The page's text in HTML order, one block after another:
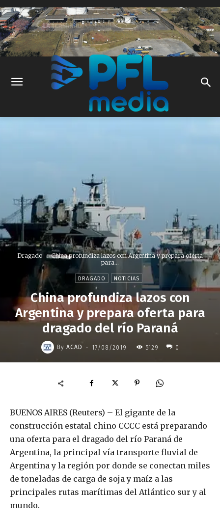
Dragado
China profundiza lazos con Argentina y prepara oferta
para...
DRAGADO NOTICIAS
China profundiza lazos con
Argentina y prepara oferta para
dragado del río Paraná
By ACAD - 17/08/2019 5129 0
BUENOS AIRES (Reuters) – El gigante de la
construcción estatal chino CCCC está preparando
una oferta para el dragado del río Paraná de
Argentina, la principal vía transporte fluvial de
Argentina y la región por donde se conectan miles
de toneladas de carga de soja y maíz a las
principales rutas marítimas del Atlántico sur y al
mundo.